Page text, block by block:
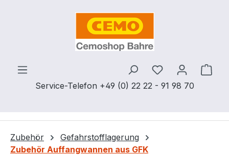
Zum Hauptinhalt springen
Service-Telefon +49 (0) 22 22 - 91 98 70
Du hast 0
Zubehör
Gefahrstofflagerung
Zubehör Auffangwannen aus GFK